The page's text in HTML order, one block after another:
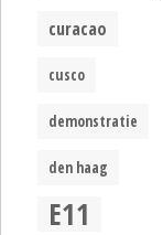
curacao
cusco
demonstratie
den haag
E11